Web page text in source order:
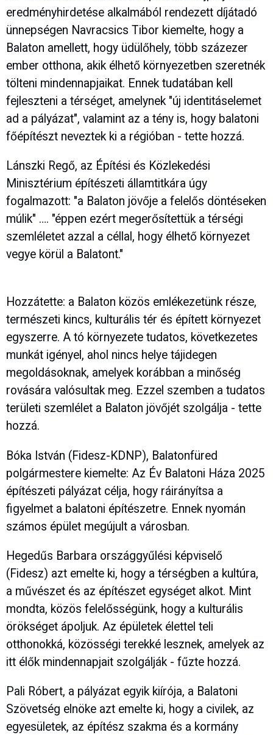
eredményhirdetése alkalmából rendezett díjátadó
ünnepségen Navracsics Tibor kiemelte, hogy a
Balaton amellett, hogy üdülőhely, több százezer
ember otthona, akik élhető környezetben szeretnék
tölteni mindennapjaikat. Ennek tudatában kell
fejleszteni a térséget, amelynek "új identitáselemet
ad a pályázat", valamint az a tény is, hogy balatoni
főépítészt neveztek ki a régióban - tette hozzá.
Lánszki Regő, az Építési és Közlekedési
Minisztérium építészeti államtitkára úgy
fogalmazott: "a Balaton jövője a felelős döntéseken
múlik" …. "éppen ezért megerősítettük a térségi
szemléletet azzal a céllal, hogy élhető környezet
vegye körül a Balatont."
Hozzátette: a Balaton közös emlékezetünk része,
természeti kincs, kulturális tér és épített környezet
egyszerre. A tó környezete tudatos, következetes
munkát igényel, ahol nincs helye tájidegen
megoldásoknak, amelyek korábban a minőség
rovására valósultak meg. Ezzel szemben a tudatos
területi szemlélet a Balaton jövőjét szolgálja - tette
hozzá.
Bóka István (Fidesz-KDNP), Balatonfüred
polgármestere kiemelte: Az Év Balatoni Háza 2025
építészeti pályázat célja, hogy ráirányítsa a
figyelmet a balatoni építészetre. Ennek nyomán
számos épület megújult a városban.
Hegedűs Barbara országgyűlési képviselő
(Fidesz) azt emelte ki, hogy a térségben a kultúra,
a művészet és az építészet egységet alkot. Mint
mondta, közös felelősségünk, hogy a kulturális
örökséget ápoljuk. Az épületek élettel teli
otthonokká, közösségi terekké lesznek, amelyek az
itt élők mindennapjait szolgálják - fűzte hozzá.
Pali Róbert, a pályázat egyik kiírója, a Balatoni
Szövetség elnöke azt emelte ki, hogy a civilek, az
egyesületek, az építész szakma és a kormány